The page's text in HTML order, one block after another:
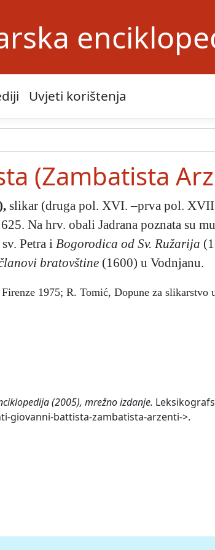
Uvjeti korištenja
(Zambatista
, slikar (druga pol. XVI. –prva pol.
Na hrv. obali Jadrana poznata su
Petra i Bogorodica od Sv. Ružarija
bratovštine (1600) u Vodnjanu.
1975; R. Tomić, Dopune za
(2005), mrežno izdanje.
giovanni-battista-zambatista-arzenti->.